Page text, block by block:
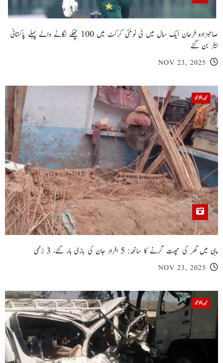
صاحبزادہ فرحان ایک سال میں ٹی ٹوئنٹی کرکٹ میں 100 چھکے لگانے والے پہلے پاکستانی
بیٹر بن گئے
NOV 23, 2025
خیبر پختونخوا
پبی میں گھر کی چھت گرنے کا سانحہ: 5 افراد جان کی بازی ہار گئے، 3 زخمی
NOV 23, 2025
خیبر پختونخوا